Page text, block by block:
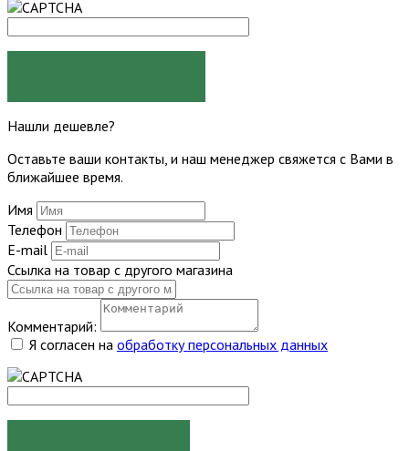
Нашли дешевле?
Оставьте ваши контакты, и наш менеджер свяжется с Вами в
ближайшее время.
Имя
Телефон
E-mail
Ссылка на товар с другого магазина
Комментарий:
Я согласен на обработку персональных данных